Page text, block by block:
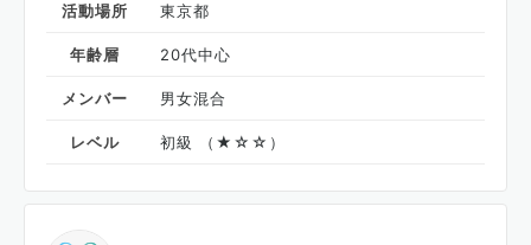
活動場所 東京都
年齢層 20代中心
メンバー 男女混合
レベル 初級 （★☆☆）